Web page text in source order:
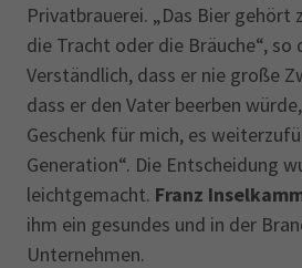
Privatbrauerei. „Das Bier gehört
die Tracht oder die Bräuche“, so
Verständlich, dass er nie große
dass er den Vater beerben
Geschenk für mich, es
Generation“. Die Entscheidung
leichtgemacht. Franz
ihm ein gesundes und in der
Unternehmen.